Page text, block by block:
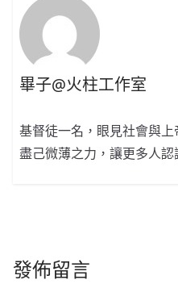
畢子@火柱工作室
基督徒一名，眼見社會與
盡己微薄之力，讓更多人認
發佈留言